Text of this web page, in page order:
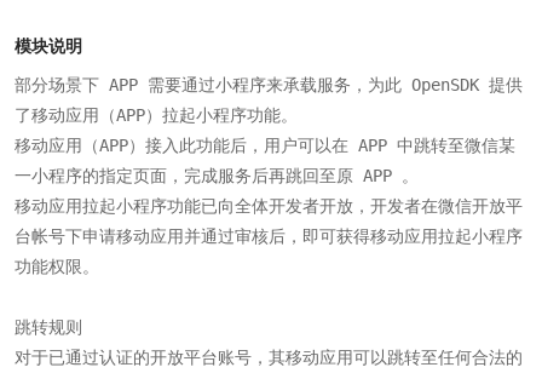
模块说明
部分场景下 APP 需要通过小程序来承载服务，为此 OpenSDK 提供
了移动应用（APP）拉起小程序功能。
移动应用（APP）接入此功能后，用户可以在 APP 中跳转至微信某
一小程序的指定页面，完成服务后再跳回至原 APP 。
移动应用拉起小程序功能已向全体开发者开放，开发者在微信开放平
台帐号下申请移动应用并通过审核后，即可获得移动应用拉起小程序
功能权限。
跳转规则
对于已通过认证的开放平台账号，其移动应用可以跳转至任何合法的